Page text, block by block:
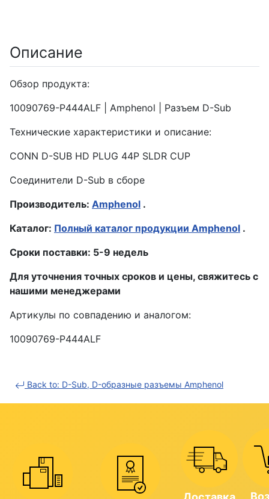
Описание
Обзор продукта:
10090769-P444ALF | Amphenol | Разъем D-Sub
Технические характеристики и описание:
CONN D-SUB HD PLUG 44P SLDR CUP
Соединители D-Sub в сборе
Производитель: Amphenol .
Каталог: Полный каталог продукции Amphenol .
Сроки поставки: 5-9 недель
Для уточнения точных сроков и цены, свяжитесь с
нашими менеджерами
Артикулы по совпадению и аналогом:
10090769-P444ALF
Back to: D-Sub, D-образные разъемы Amphenol